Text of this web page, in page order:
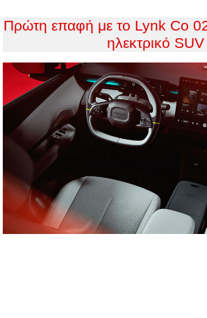
Πρώτη επαφή με το Lynk Co
ηλεκτρικό SUV